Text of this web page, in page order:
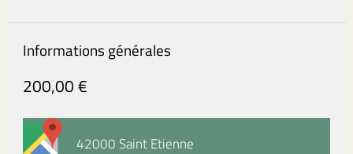
Informations générales
200,00 €
42000 Saint Etienne